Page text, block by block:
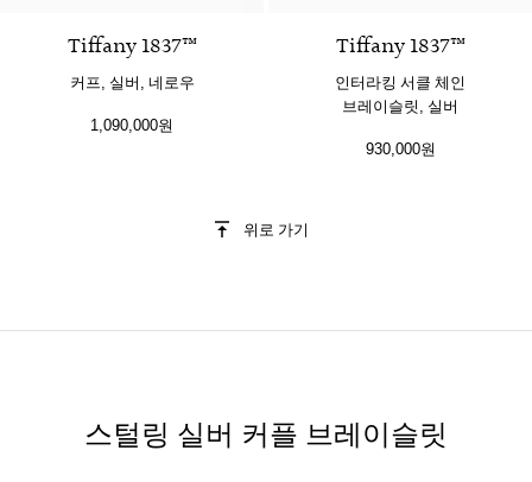
Tiffany 1837™
커프, 실버, 네로우
1,090,000원
Tiffany 1837™
인터라킹 서클 체인
브레이슬릿, 실버
930,000원
위로 가기
스털링 실버 커플 브레이슬릿